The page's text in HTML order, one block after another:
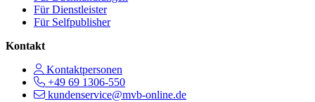
Für Dienstleister
Für Selfpublisher
Kontakt
Kontaktpersonen
+49 69 1306-550
kundenservice@mvb-online.de